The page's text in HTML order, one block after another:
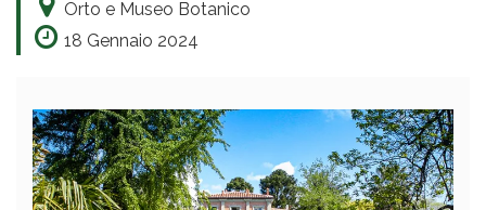
Orto e Museo Botanico
18 Gennaio 2024